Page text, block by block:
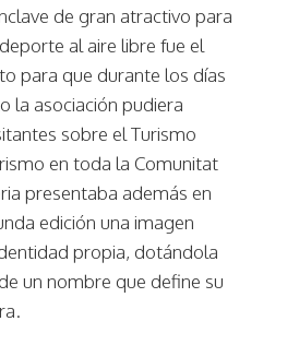
de gran atractivo para
al aire libre fue el
para que durante los días
la asociación pudiera
sobre el Turismo
en toda la Comunitat
presentaba además en
edición una imagen
propia, dotándola
un nombre que define su